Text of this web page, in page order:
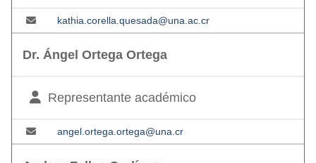
kathia.corella.quesada@una.ac.cr
Dr. Ángel Ortega Ortega
Representante académico
angel.ortega.ortega@una.cr